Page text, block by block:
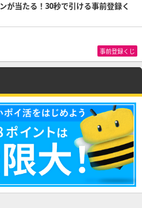
が当たる！30秒で引ける事前登録く
事前登録くじ